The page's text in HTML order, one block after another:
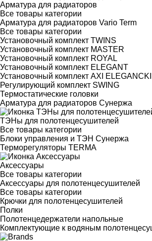
Арматура для радиаторов
Все товары категории
Арматура для радиаторов Vario Term
Все товары категории
Установочный комплект TWINS
Установочный комплект MASTER
Установочный комплект ROYAL
Установочный комплект ELEGANT
Установочный комплект AXI
Регулирующий комплект SWING
Термостатические головки
Арматура для радиаторов Сунержа
ТЭНы для полотенцесушителей
Все товары категории
Блоки управления и ТЭН Сунержа
Терморегуляторы TERMA
Аксессуары
Все товары категории
Аксессуары для полотенцесушителей
Все товары категории
Крючки для полотенцесушителей
Полки
Полотенцедержатели напольные
Комплектующие к водяным